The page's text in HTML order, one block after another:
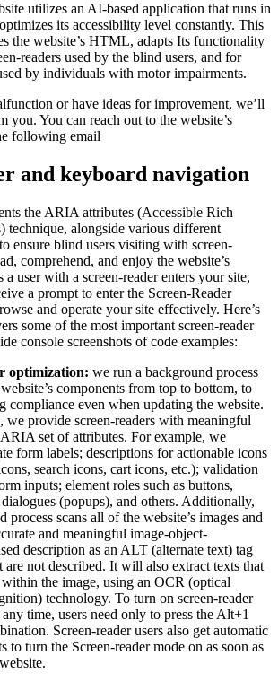
utilizes an AI-based application that runs in
its accessibility level constantly. This
the website’s HTML, adapts Its functionality
readers used by the blind users, and for
by individuals with motor impairments.
or have ideas for improvement, we’ll
you. You can reach out to the website’s
following email
and keyboard navigation
the ARIA attributes (Accessible Rich
technique, alongside various different
ensure blind users visiting with screen-
comprehend, and enjoy the website’s
a user with a screen-reader enters your site,
a prompt to enter the Screen-Reader
and operate your site effectively. Here’s
some of the most important screen-reader
console screenshots of code examples:
optimization: we run a background process
components from top to bottom, to
compliance even when updating the website.
we provide screen-readers with meaningful
set of attributes. For example, we
form labels; descriptions for actionable icons
search icons, cart icons, etc.); validation
inputs; element roles such as buttons,
(popups), and others. Additionally,
process scans all of the website’s images and
and meaningful image-object-
description as an ALT (alternate text) tag
are not described. It will also extract texts that
within the image, using an OCR (optical
technology. To turn on screen-reader
time, users need only to press the Alt+1
Screen-reader users also get automatic
to turn the Screen-reader mode on as soon as